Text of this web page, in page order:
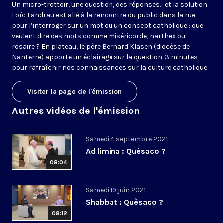
Un micro-trottoir, une question, des réponses… et la solution.
Loïc Landrau est allé à la rencontre du public dans la rue
pour l’interroger sur un mot ou un concept catholique : que
veulent dire des mots comme miséricorde, narthex ou
rosaire ? En plateau, le père Bernard Klasen (diocèse de
Nanterre) apporte un éclairage sur la question. 3 minutes
pour rafraîchir nos connaissances sur la culture catholique.
Visiter la page de l'émission
Autres vidéos de l'émission
08:04
Samedi 4 septembre 2021
Ad limina : Quèsaco ?
08:12
Samedi 19 juin 2021
Shabbat : Quèsaco ?